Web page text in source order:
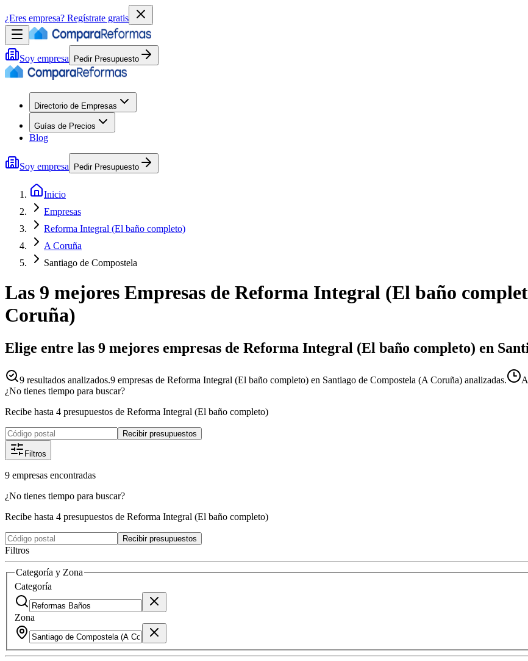
¿Eres empresa? Regístrate gratis
Soy empresa Pedir Presupuesto
Directorio de Empresas
Guías de Precios
Blog
Soy empresa Pedir Presupuesto
Inicio
Empresas
Reforma Integral (El baño completo)
A Coruña
Santiago de Compostela
Las 9 mejores Empresas de Reforma Integral (El baño
Coruña)
Elige entre las 9 mejores empresas de Reforma Integral (El baño completo) en
9 resultados analizados.9 empresas de Reforma Integral (El baño completo) en Santiago de Compostela (A Coruña) analizadas.
¿No tienes tiempo para buscar?
Recibe hasta 4 presupuestos de Reforma Integral (El baño completo)
Recibir presupuestos
Filtros
9 empresas encontradas
¿No tienes tiempo para buscar?
Recibe hasta 4 presupuestos de Reforma Integral (El baño completo)
Recibir presupuestos
Filtros
Categoría y Zona
Categoría
Zona